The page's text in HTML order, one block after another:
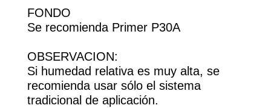
FONDO
Se recomienda Primer P30A
OBSERVACION:
Si humedad relativa es muy alta, se
recomienda usar sólo el sistema
tradicional de aplicación.